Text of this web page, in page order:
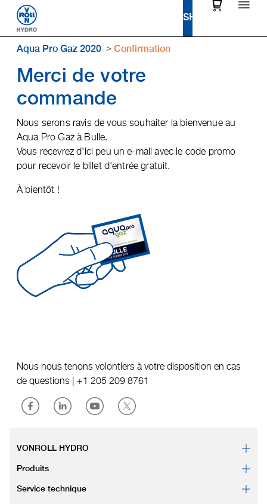
Aqua Pro Gaz 2020 Confirmation
Merci de votre
commande
Nous serons ravis de vous souhaiter la bienvenue au
Aqua Pro Gaz à Bulle.
Vous recevrez d'ici peu un e-mail avec le code promo
pour recevoir le billet d'entrée gratuit.
À bientôt !
Nous nous tenons volontiers à votre disposition en cas
de questions | +1 205 209 8761
VONROLL HYDRO
Produits
Service technique